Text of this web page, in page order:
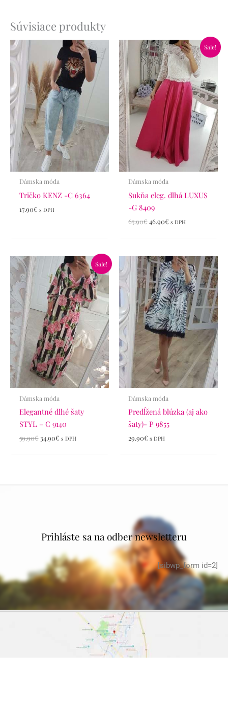
Súvisiace produkty
Dámska móda
Tričko KENZ -C 6364
17.90€ s DPH
Sale!
Dámska móda
Sukňa eleg. dlhá LUXUS
-G 8409
65.90€
Pôvodná
cena
bola:
65.90€.
46.90€
Aktuálna
cena
je:
46.90€.
s DPH
Sale!
Dámska móda
Elegantné dlhé šaty
STYL – C 9140
59.90€
Pôvodná
bola:
59.90€.
34.90€
Aktuálna
cena
je:
34.90€.
s DPH
Dámska móda
Predĺžená blúzka (aj ako
šaty)- P 9855
29.90€ s DPH
Prihláste sa na odber newsletteru
[sibwp_form id=2]